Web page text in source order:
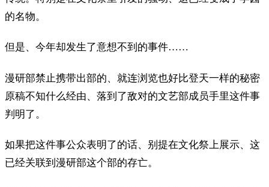
的名物。
但是、今年却发生了意想不到的事件……
漫研部禁止携带出部的、就连浏览也好比登天一样的秘密
原稿不知什么经由、落到了敌对的文艺部成员手里这件事
判明了。
如果把这件事公众表明了的话、别提在文化祭上展示、这
已经关联到漫研部这个部的存亡。